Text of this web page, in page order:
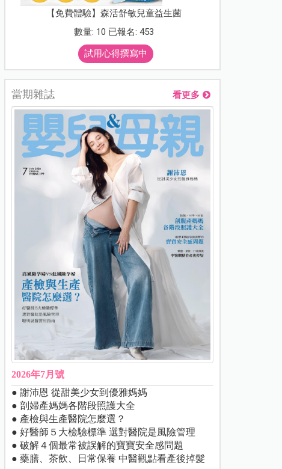
【免費體驗】森活舒敏兒童益生菌
數量: 10 已報名: 453
試用心得撰寫中
當期雜誌 看更多
2026年7月號
● 謝沛恩 從甜美少女到優雅媽媽
● 剖婦產媽媽各階段照護大全
● 產檢與生產醫院怎麼選？
● 好醫師５大檢驗標準 選對醫院是風險管理
● 破解４個最常被誤解的寶寶安全感問題
● 藥膳、茶飲、日常保養 中醫觀點看產後掉髮